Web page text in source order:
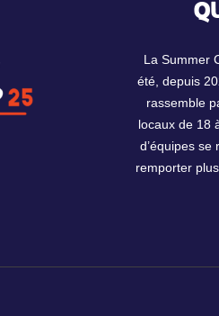
La Summer
été, depuis
rassemble
locaux de 18
d’équipes
remporter